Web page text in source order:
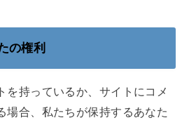
の権利
を持っているか、サイトにコメ
場合、私たちが保持するあなた